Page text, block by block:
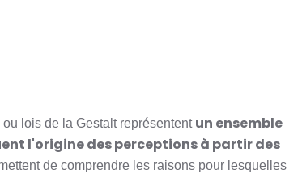
lois de la Gestalt représentent un ensemble
l'origine des perceptions à partir des
de comprendre les raisons pour lesquelles